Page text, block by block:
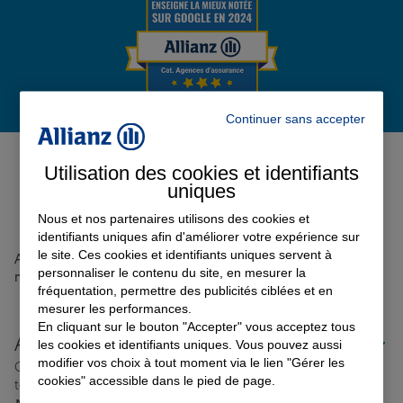
Garantie des accidents de la vie
Assurance scolaire
Retraite
Tous nos devis d'assurance
Avis de l'agence Agence
AUTHEUIL-AUTHOUILLET0
Avis sur une période de 6 mois
Aucun avis sur votre agence n'a été retrouvé pour le
moment
Allianz proche de chez vous
Où que vous soyez en France, nos agences Allianz sont
toujours près de chez vous.
Continuer sans accepter
Utilisation des cookies et identifiants
uniques
Nous et nos partenaires utilisons des cookies et
identifiants uniques afin d'améliorer votre expérience sur
le site. Ces cookies et identifiants uniques servent à
personnaliser le contenu du site, en mesurer la
fréquentation, permettre des publicités ciblées et en
mesurer les performances.
En cliquant sur le bouton "Accepter" vous acceptez tous
les cookies et identifiants uniques. Vous pouvez aussi
modifier vos choix à tout moment via le lien "Gérer les
cookies" accessible dans le pied de page.